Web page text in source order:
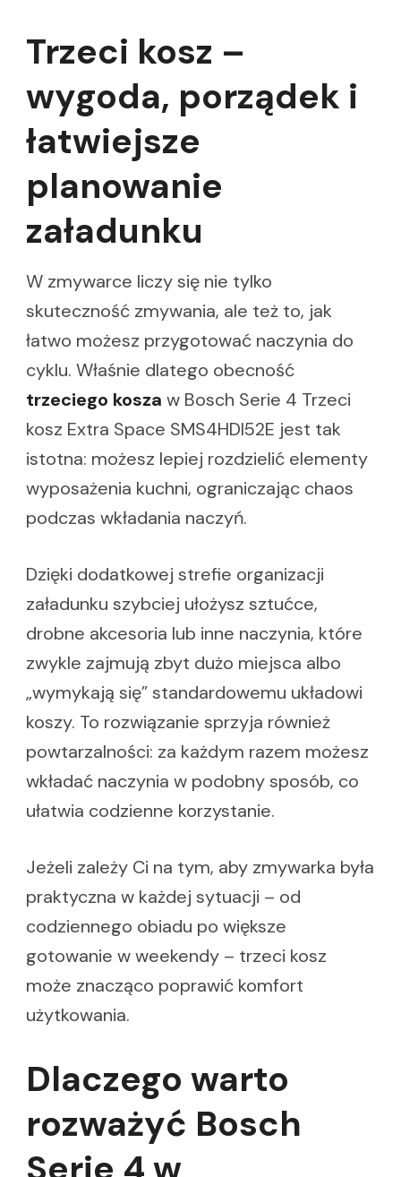
Trzeci kosz –
wygoda, porządek i
łatwiejsze
planowanie
załadunku
W zmywarce liczy się nie tylko
skuteczność zmywania, ale też to, jak
łatwo możesz przygotować naczynia do
cyklu. Właśnie dlatego obecność
trzeciego kosza w Bosch Serie 4 Trzeci
kosz Extra Space SMS4HDI52E jest tak
istotna: możesz lepiej rozdzielić elementy
wyposażenia kuchni, ograniczając chaos
podczas wkładania naczyń.
Dzięki dodatkowej strefie organizacji
załadunku szybciej ułożysz sztućce,
drobne akcesoria lub inne naczynia, które
zwykle zajmują zbyt dużo miejsca albo
„wymykają się” standardowemu układowi
koszy. To rozwiązanie sprzyja również
powtarzalności: za każdym razem możesz
wkładać naczynia w podobny sposób, co
ułatwia codzienne korzystanie.
Jeżeli zależy Ci na tym, aby zmywarka była
praktyczna w każdej sytuacji – od
codziennego obiadu po większe
gotowanie w weekendy – trzeci kosz
może znacząco poprawić komfort
użytkowania.
Dlaczego warto
rozważyć Bosch